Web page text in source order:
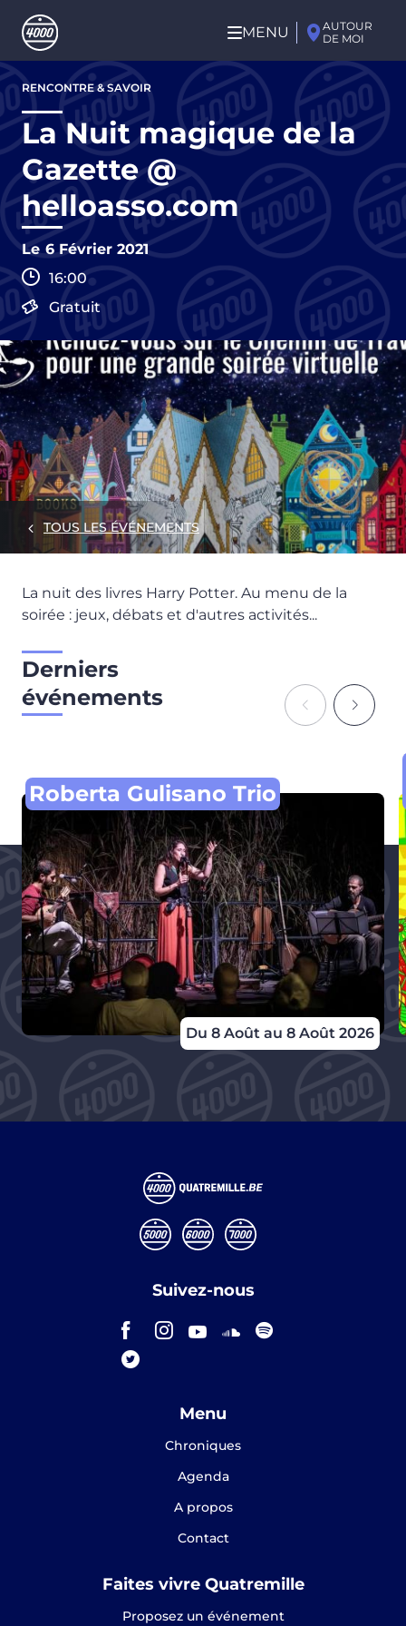
Aller au contenu principal
MENU
AUTOUR
DE MOI
Aller
au
contenu
principal
RENCONTRE & SAVOIR
La Nuit magique de la
Gazette @
helloasso.com
Le 6 Février 2021
16:00
Gratuit
TOUS LES ÉVÉNEMENTS
La nuit des livres Harry Potter. Au menu de la
soirée : jeux, débats et d'autres activités...
Derniers
événements
Du 8 Août au 8 Août 2026
Roberta Gulisano Trio
Suivez-nous
Menu
Chroniques
Agenda
A propos
Contact
Faites vivre Quatremille
Proposez un événement